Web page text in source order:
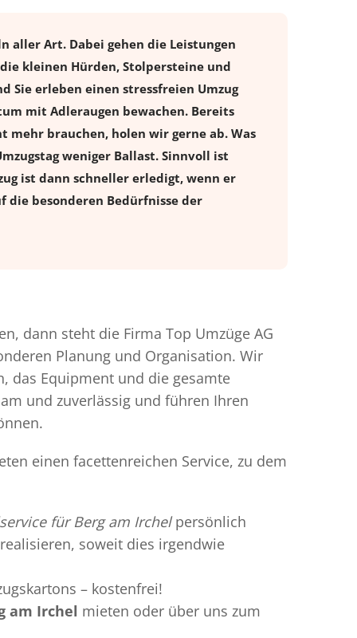
aller Art. Dabei gehen die Leistungen
kleinen Hürden, Stolpersteine und
Sie erleben einen stressfreien Umzug
mit Adleraugen bewachen. Bereits
mehr brauchen, holen wir gerne ab. Was
weniger Ballast. Sinnvoll ist
ist dann schneller erledigt, wenn er
die besonderen Bedürfnisse der
dann steht die Firma Top Umzüge AG
Planung und Organisation. Wir
das Equipment und die gesamte
und zuverlässig und führen Ihren
einen facettenreichen Service, zu dem
für Berg am Irchelpersönlich
soweit dies irgendwie
– kostenfrei!
am Irchel mieten oder über uns zum